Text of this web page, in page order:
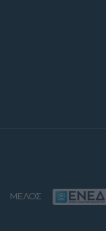
ΜΕΛΟΣ